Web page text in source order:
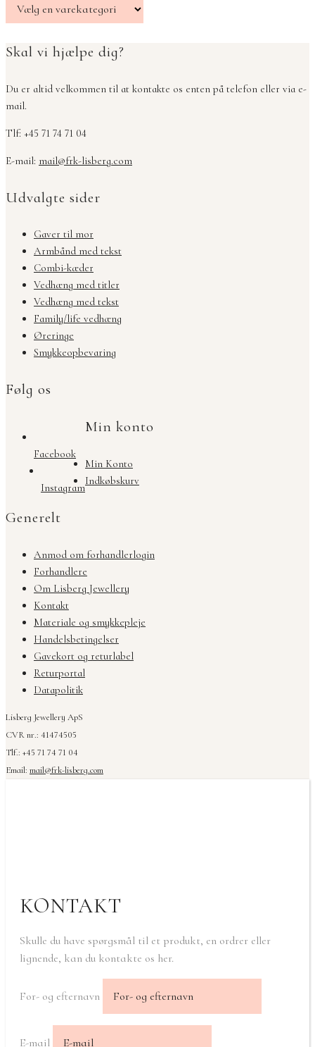
Skal vi hjælpe dig?
Du er altid velkommen til at kontakte os enten på telefon eller via e-
mail.
Tlf: +45 71 74 71 04
E-mail: mail@frk-lisberg.com
Udvalgte sider
Gaver til mor
Armbånd med tekst
Combi-kæder
Vedhæng med titler
Vedhæng med tekst
Family/life vedhæng
Øreringe
Smykkeopbevaring
Følg os
Facebook
Instagram
Min konto
Min Konto
Indkøbskurv
Generelt
Anmod om forhandlerlogin
Forhandlere
Om Lisberg Jewellery
Kontakt
Materiale og smykkepleje
Handelsbetingelser
Gavekort og returlabel
Returportal
Datapolitik
Lisberg Jewellery ApS
CVR nr.: 41474505
Tlf.: +45 71 74 71 04
Email: mail@frk-lisberg.com
KONTAKT
Skulle du have spørgsmål til et produkt, en ordrer eller
lignende, kan du kontakte os her.
For- og efternavn
E-mail